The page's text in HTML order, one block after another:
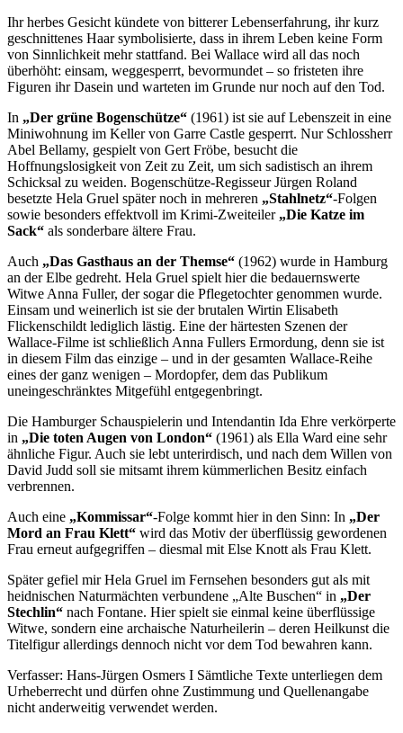
Ihr herbes Gesicht kündete von bitterer Lebenserfahrung, ihr kurz
geschnittenes Haar symbolisierte, dass in ihrem Leben keine Form
von Sinnlichkeit mehr stattfand. Bei Wallace wird all das noch
überhöht: einsam, weggesperrt, bevormundet – so fristeten ihre
Figuren ihr Dasein und warteten im Grunde nur noch auf den Tod.
In „Der grüne Bogenschütze“ (1961) ist sie auf Lebenszeit in eine
Miniwohnung im Keller von Garre Castle gesperrt. Nur Schlossherr
Abel Bellamy, gespielt von Gert Fröbe, besucht die
Hoffnungslosigkeit von Zeit zu Zeit, um sich sadistisch an ihrem
Schicksal zu weiden. Bogenschütze-Regisseur Jürgen Roland
besetzte Hela Gruel später noch in mehreren „Stahlnetz“-Folgen
sowie besonders effektvoll im Krimi-Zweiteiler „Die Katze im
Sack“ als sonderbare ältere Frau.
Auch „Das Gasthaus an der Themse“ (1962) wurde in Hamburg
an der Elbe gedreht. Hela Gruel spielt hier die bedauernswerte
Witwe Anna Fuller, der sogar die Pflegetochter genommen wurde.
Einsam und weinerlich ist sie der brutalen Wirtin Elisabeth
Flickenschildt lediglich lästig. Eine der härtesten Szenen der
Wallace-Filme ist schließlich Anna Fullers Ermordung, denn sie ist
in diesem Film das einzige – und in der gesamten Wallace-Reihe
eines der ganz wenigen – Mordopfer, dem das Publikum
uneingeschränktes Mitgefühl entgegenbringt.
Die Hamburger Schauspielerin und Intendantin Ida Ehre verkörperte
in „Die toten Augen von London“ (1961) als Ella Ward eine sehr
ähnliche Figur. Auch sie lebt unterirdisch, und nach dem Willen von
David Judd soll sie mitsamt ihrem kümmerlichen Besitz einfach
verbrennen.
Auch eine „Kommissar“-Folge kommt hier in den Sinn: In „Der
Mord an Frau Klett“ wird das Motiv der überflüssig gewordenen
Frau erneut aufgegriffen – diesmal mit Else Knott als Frau Klett.
Später gefiel mir Hela Gruel im Fernsehen besonders gut als mit
heidnischen Naturmächten verbundene „Alte Buschen“ in „Der
Stechlin“ nach Fontane. Hier spielt sie einmal keine überflüssige
Witwe, sondern eine archaische Naturheilerin – deren Heilkunst die
Titelfigur allerdings dennoch nicht vor dem Tod bewahren kann.
Verfasser: Hans-Jürgen Osmers I Sämtliche Texte unterliegen dem
Urheberrecht und dürfen ohne Zustimmung und Quellenangabe
nicht anderweitig verwendet werden.